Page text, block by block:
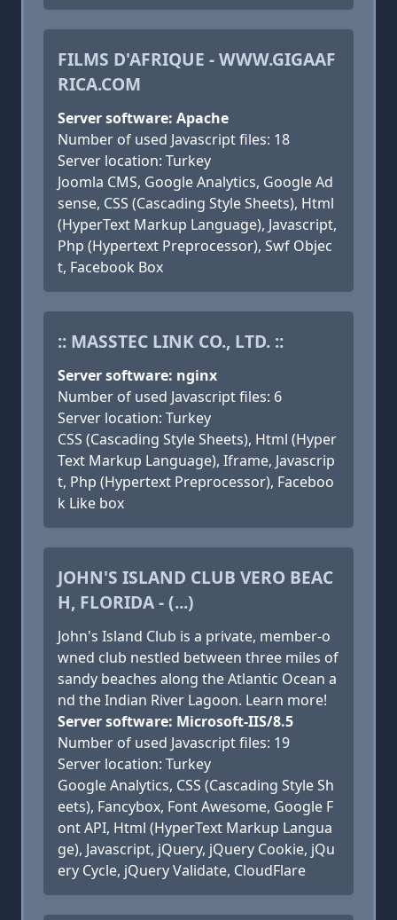
FILMS D'AFRIQUE - WWW.GIGAAF
RICA.COM
Server software: Apache
Number of used Javascript files: 18
Server location: Turkey
Joomla CMS, Google Analytics, Google Ad
sense, CSS (Cascading Style Sheets), Html
(HyperText Markup Language), Javascript,
Php (Hypertext Preprocessor), Swf Objec
t, Facebook Box
:: MASSTEC LINK CO., LTD. ::
Server software: nginx
Number of used Javascript files: 6
Server location: Turkey
CSS (Cascading Style Sheets), Html (Hyper
Text Markup Language), Iframe, Javascrip
t, Php (Hypertext Preprocessor), Faceboo
k Like box
JOHN'S ISLAND CLUB VERO BEAC
H, FLORIDA - (...)
John's Island Club is a private, member-o
wned club nestled between three miles of
sandy beaches along the Atlantic Ocean a
nd the Indian River Lagoon. Learn more!
Server software: Microsoft-IIS/8.5
Number of used Javascript files: 19
Server location: Turkey
Google Analytics, CSS (Cascading Style Sh
eets), Fancybox, Font Awesome, Google F
ont API, Html (HyperText Markup Langua
ge), Javascript, jQuery, jQuery Cookie, jQu
ery Cycle, jQuery Validate, CloudFlare